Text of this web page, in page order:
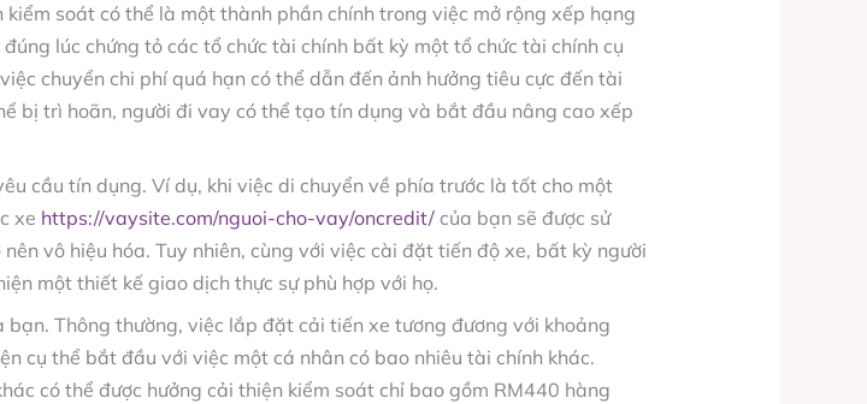
soát có thể là một thành phần chính trong việc mở rộng xếp hạng
lúc chứng tỏ các tổ chức tài chính bất kỳ một tổ chức tài chính cụ
chuyển chi phí quá hạn có thể dẫn đến ảnh hưởng tiêu cực đến tài
bị trì hoãn, người đi vay có thể tạo tín dụng và bắt đầu nâng cao xếp
cầu tín dụng. Ví dụ, khi việc di chuyển về phía trước là tốt cho một
xe https://vaysite.com/nguoi-cho-vay/oncredit/của bạn sẽ được sử
vô hiệu hóa. Tuy nhiên, cùng với việc cài đặt tiến độ xe, bất kỳ người
một thiết kế giao dịch thực sự phù hợp với họ.
Thông thường, việc lắp đặt cải tiến xe tương đương với khoảng
cụ thể bắt đầu với việc một cá nhân có bao nhiêu tài chính khác.
có thể được hưởng cải thiện kiểm soát chỉ bao gồm RM440 hàng